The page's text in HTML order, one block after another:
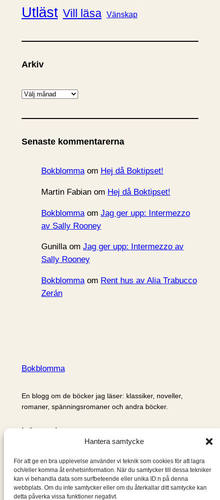
Hantera samtycke
För att ge en bra upplevelse använder vi teknik som cookies för att lagra
och/eller komma åt enhetsinformation. När du samtycker till dessa tekniker
kan vi behandla data som surfbeteende eller unika ID:n på denna
webbplats. Om du inte samtycker eller om du återkallar ditt samtycke kan
detta påverka vissa funktioner negativt.
Utläst Vill läsa Vänskap
Arkiv
A
k
v
Senaste kommentarerna
Bokblommaom Hej då Boktipset!
Martin Fabianom Hej då Boktipset!
Bokblommaom Jag ger upp: Intermezzo
av Sally Rooney
Gunillaom Jag ger upp: Intermezzo av
Sally Rooney
Bokblommaom Rent hus av Alia Trabucco
Zerán
Bokblomma
En blogg om de böcker jag läser: klassiker, noveller,
romaner, spänningsromaner och andra böcker.
Information
Om mig & om bloggen
S
ö
k